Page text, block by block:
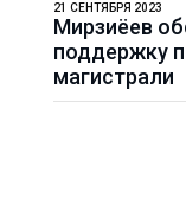
Мирзиёев
поддержку
магистрали
21 СЕНТЯБРЯ 2023